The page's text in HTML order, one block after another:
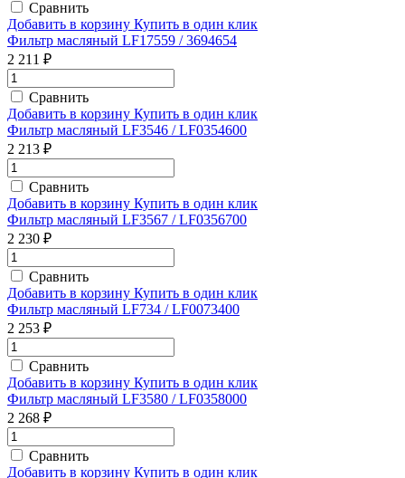
Сравнить
Добавить в корзину Купить в один клик
Фильтр масляный LF17559 / 3694654
2 211 ₽
Сравнить
Добавить в корзину Купить в один клик
Фильтр масляный LF3546 / LF0354600
2 213 ₽
Сравнить
Добавить в корзину Купить в один клик
Фильтр масляный LF3567 / LF0356700
2 230 ₽
Сравнить
Добавить в корзину Купить в один клик
Фильтр масляный LF734 / LF0073400
2 253 ₽
Сравнить
Добавить в корзину Купить в один клик
Фильтр масляный LF3580 / LF0358000
2 268 ₽
Сравнить
Добавить в корзину Купить в один клик